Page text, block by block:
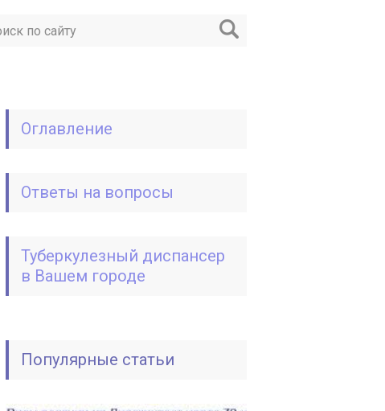
Оглавление
Ответы на вопросы
Туберкулезный диспансер
в Вашем городе
Популярные статьи